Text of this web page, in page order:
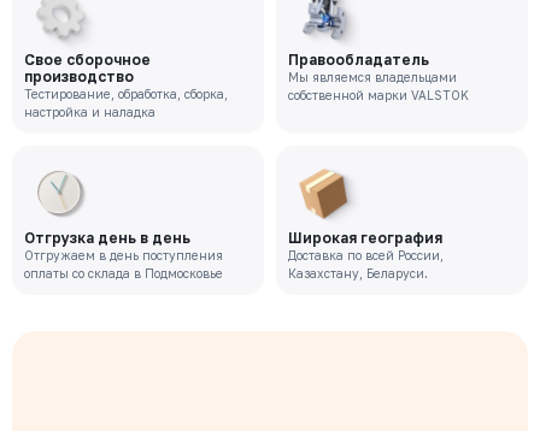
Свое сборочное
производство
Тестирование, обработка, сборка,
настройка и наладка
Правообладатель
Мы являемся владельцами
собственной марки VALSTOK
Отгрузка день в день
Отгружаем в день поступления
оплаты со склада в Подмосковье
Широкая география
Доставка по всей России,
Казахстану, Беларуси.